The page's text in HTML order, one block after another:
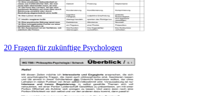
20 Fragen für zukünftige Psychologen